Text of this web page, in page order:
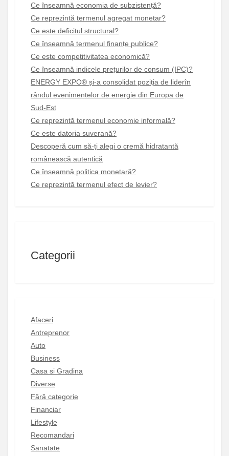
Ce înseamnă economia de subzistență?
Ce reprezintă termenul agregat monetar?
Ce este deficitul structural?
Ce înseamnă termenul finanțe publice?
Ce este competitivitatea economică?
Ce înseamnă indicele prețurilor de consum (IPC)?
ENERGY EXPO® și-a consolidat poziția de liderîn
rândul evenimentelor de energie din Europa de
Sud-Est
Ce reprezintă termenul economie informală?
Ce este datoria suverană?
Descoperă cum să-ți alegi o cremă hidratantă
românească autentică
Ce înseamnă politica monetară?
Ce reprezintă termenul efect de levier?
Categorii
Afaceri
Antreprenor
Auto
Business
Casa si Gradina
Diverse
Fără categorie
Financiar
Lifestyle
Recomandari
Sanatate